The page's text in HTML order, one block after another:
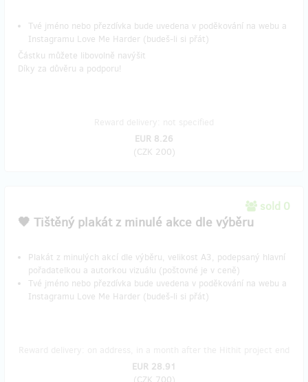
Tvé jméno nebo přezdívka bude uvedena v poděkování na webu a
Instagramu Love Me Harder (budeš-li si přát)
Částku můžete libovolně navýšit
Díky za důvěru a podporu!
EUR 8.26
(CZK 200)
sold 0
​🖤 Tištěný plakát z minulé akce dle výběru
Plakát z minulých akcí dle výběru, velikost A3, podepsaný hlavní
pořadatelkou a autorkou vizuálu (poštovné je v ceně)
Tvé jméno nebo přezdívka bude uvedena v poděkování na webu a
Instagramu Love Me Harder (budeš-li si přát)
EUR 28.91
(CZK 700)